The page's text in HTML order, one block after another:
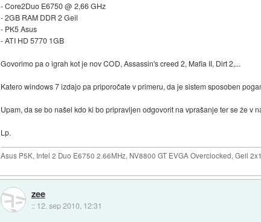
- Core2Duo E6750 @ 2,66 GHz
- 2GB RAM DDR 2 Geil
- PK5 Asus
- ATI HD 5770 1GB
Govorimo pa o igrah kot je nov COD, Assassin's creed 2, Mafia II, Dirt 2,...
Katero windows 7 izdajo pa priporočate v primeru, da je sistem sposoben
Upam, da se bo našel kdo ki bo pripravljen odgovorit na vprašanje ter se že v
Lp.
Asus P5K, Intel 2 Duo E6750 2.66MHz, NV8800 GT EVGA Overclocked, Geil
zee
:: 12. sep 2010, 12:31